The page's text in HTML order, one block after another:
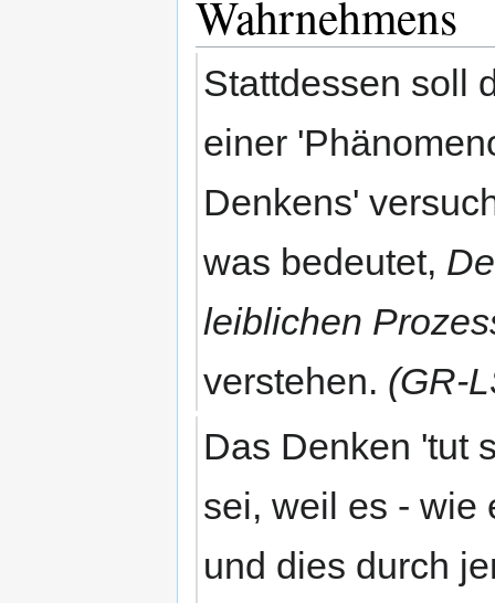
Wahrnehmens
Stattdessen soll
einer
Denkens'
was bedeutet,
leiblichen
verstehen. (GR-
Das Denken 'tut
sei, weil es - wie
und dies durch